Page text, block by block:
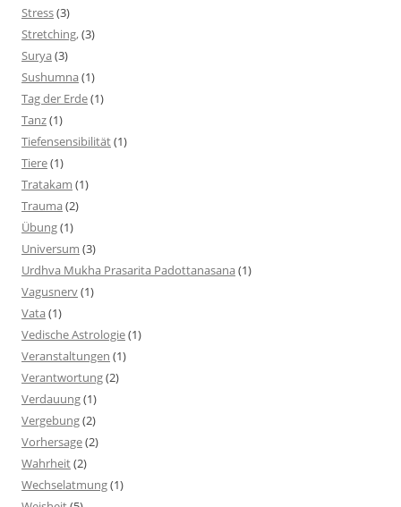
Stress(3)
Stretching,(3)
Surya(3)
Sushumna(1)
Tag der Erde(1)
Tanz(1)
Tiefensensibilität(1)
Tiere(1)
Tratakam (1)
Trauma(2)
Übung(1)
Universum (3)
Urdhva Mukha Prasarita Padottanasana(1)
Vagusnerv(1)
Vata(1)
Vedische Astrologie(1)
Veranstaltungen (1)
Verantwortung(2)
Verdauung(1)
Vergebung(2)
Vorhersage(2)
Wahrheit(2)
Wechselatmung(1)